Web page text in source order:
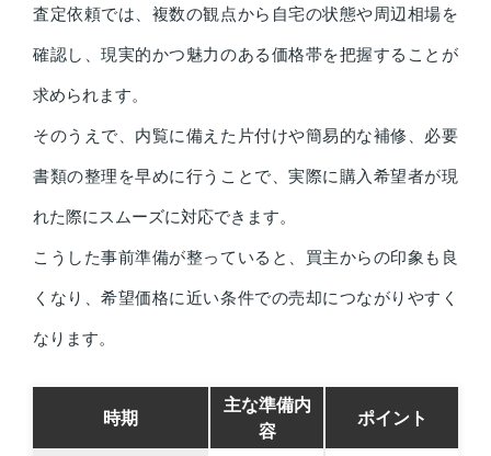
査定依頼では、複数の観点から自宅の状態や周辺相場を
確認し、現実的かつ魅力のある価格帯を把握することが
求められます。
そのうえで、内覧に備えた片付けや簡易的な補修、必要
書類の整理を早めに行うことで、実際に購入希望者が現
れた際にスムーズに対応できます。
こうした事前準備が整っていると、買主からの印象も良
くなり、希望価格に近い条件での売却につながりやすく
なります。
時期
主な準備内
容
ポイント